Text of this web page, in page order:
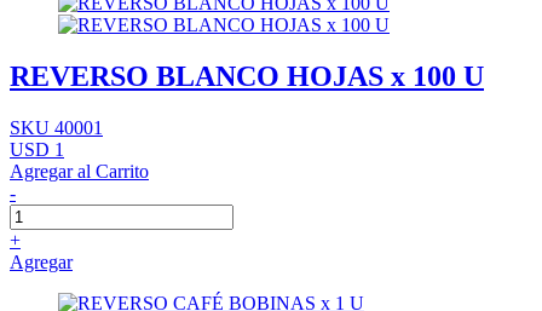
REVERSO BLANCO HOJAS x 100 U
SKU 40001
USD 1
Agregar al Carrito
-
+
Agregar